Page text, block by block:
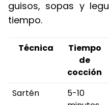
guisos, sopas y
tiempo.
Técnica
Tiempo
de
cocción
Sartén
5-10